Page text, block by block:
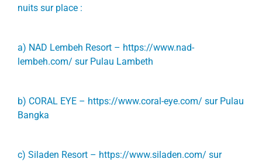
nuits sur place :
a) NAD Lembeh Resort – https://www.nad-
lembeh.com/ sur Pulau Lambeth
b) CORAL EYE – https://www.coral-eye.com/ sur Pulau
Bangka
c) Siladen Resort – https://www.siladen.com/ sur